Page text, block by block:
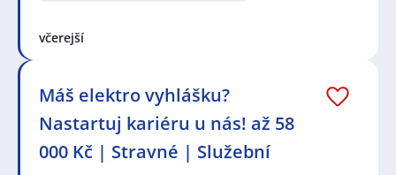
včerejší
Máš elektro vyhlášku?
Nastartuj kariéru u nás! až 58
000 Kč | Stravné | Služební